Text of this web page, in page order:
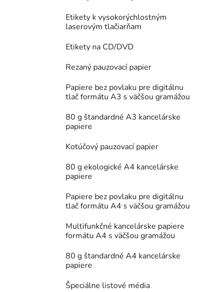
Etikety k vysokorýchlostným
laserovým tlačiarňam
Etikety na CD/DVD
Rezaný pauzovací papier
Papiere bez povlaku pre digitálnu
tlač formátu A3 s väčšou gramážou
80 g štandardné A3 kancelárske
papiere
Kotúčový pauzovací papier
80 g ekologické A4 kancelárske
papiere
Papiere bez povlaku pre digitálnu
tlač formátu A4 s väčšou gramážou
Multifunkčné kancelárske papiere
formátu A4 s väčšou gramážou
80 g štandardné A4 kancelárske
papiere
Špeciálne listové média